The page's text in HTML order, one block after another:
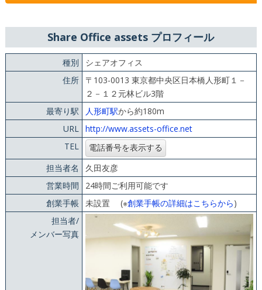
Share Office assets プロフィール
種別
シェアオフィス
住所
〒103-0013 東京都中央区日本橋人形町１－
２－１２元林ビル3階
最寄り駅
人形町駅から約180m
URL http://www.assets-office.net
TEL
担当者名
久田友彦
営業時間
24時間ご利用可能です
創業手帳 未設置 (※創業手帳の詳細はこちらから)
担当者/
メンバー写真